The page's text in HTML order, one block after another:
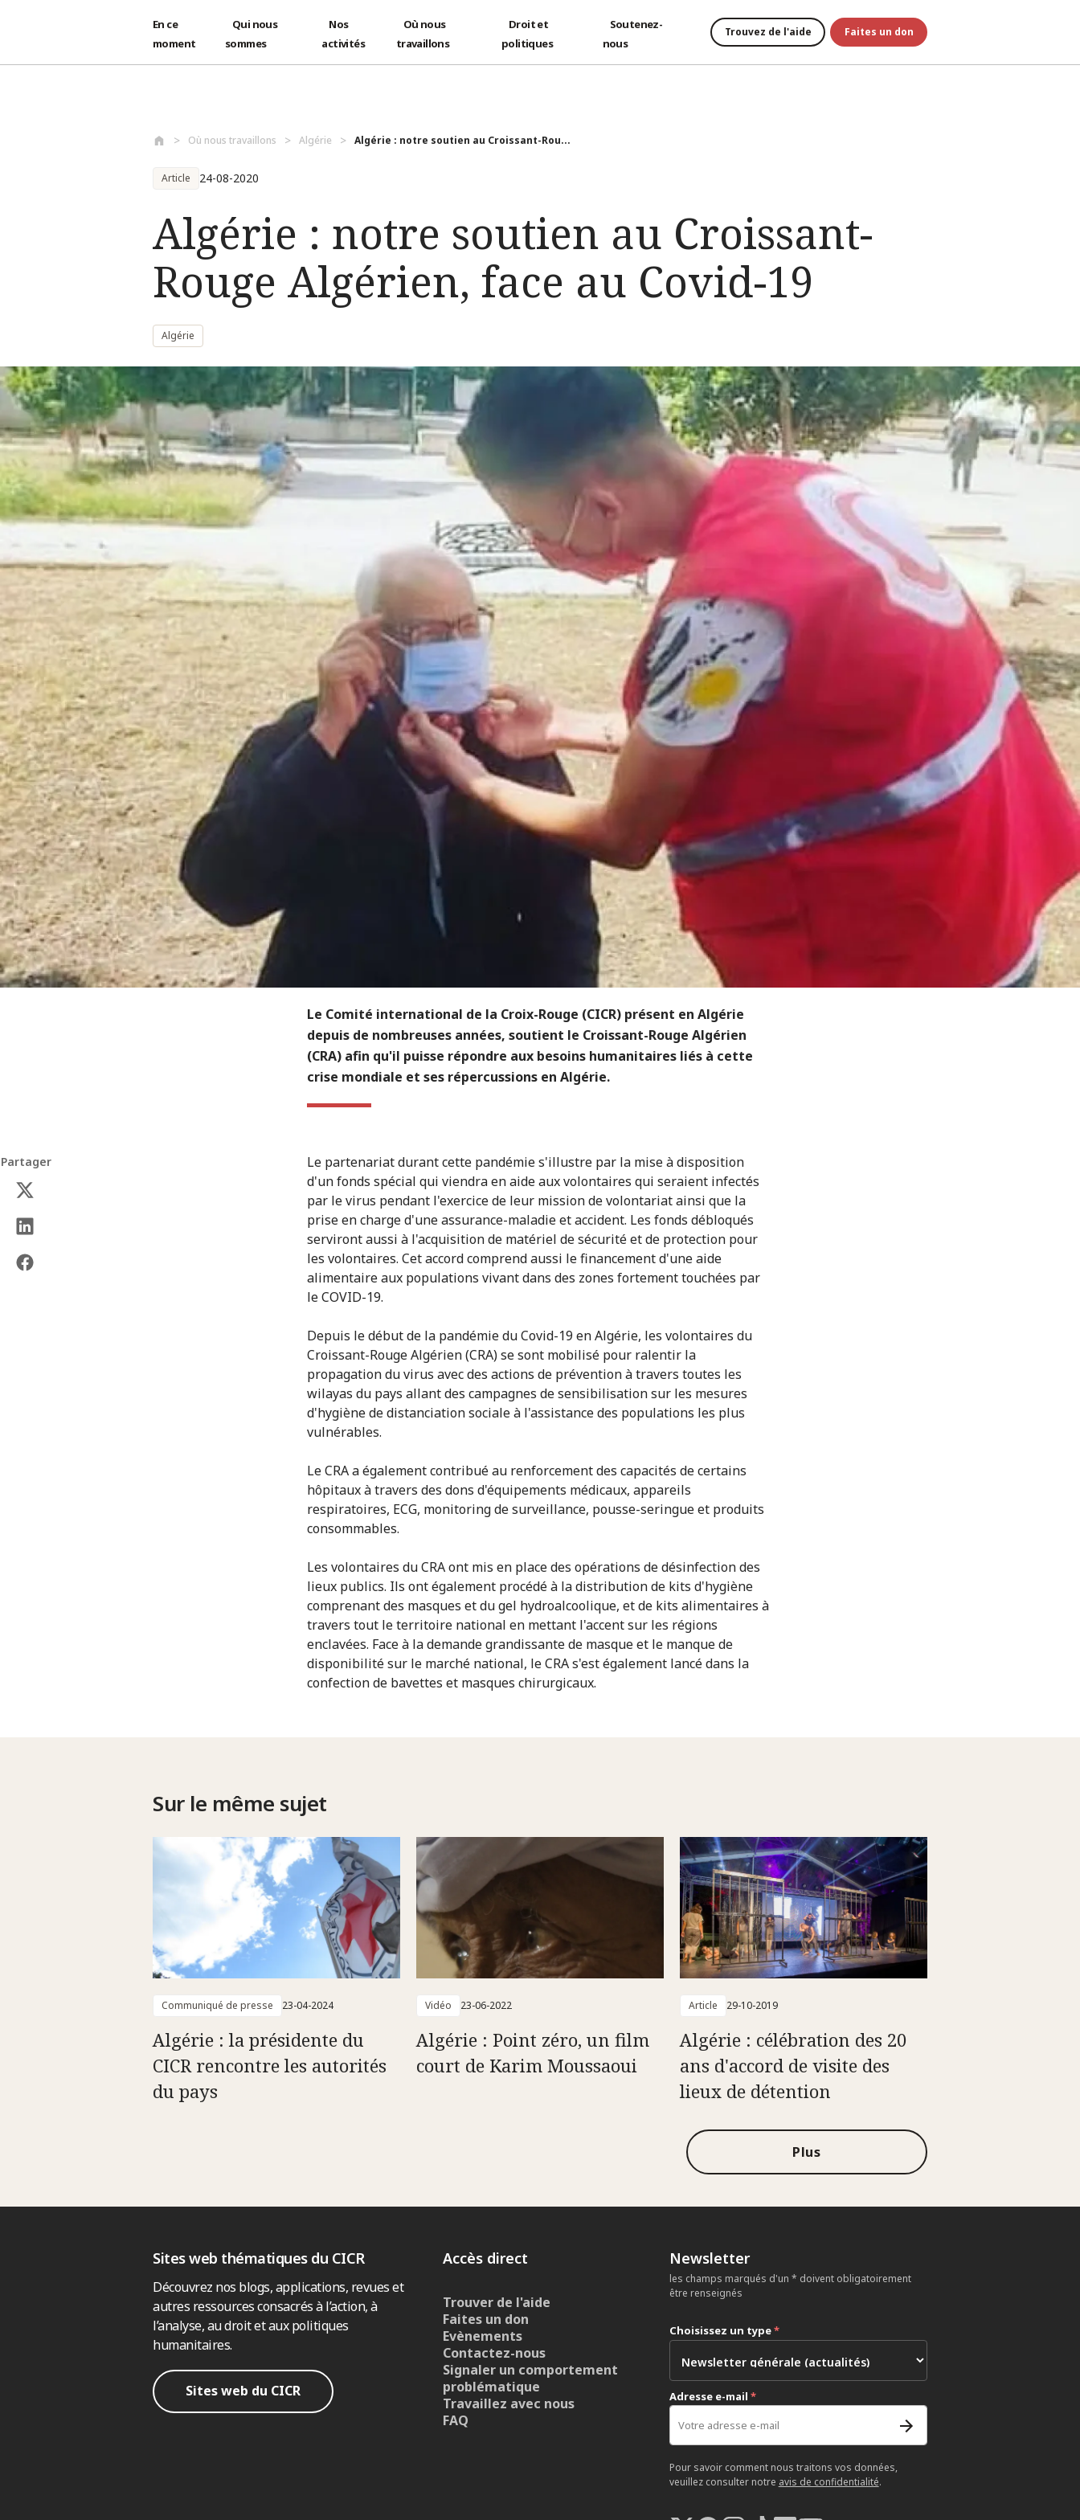
En ce
moment
Qui nous
sommes
Nos
activités
Où nous
travaillons
Droit et
politiques
Soutenez-
nous
Trouvez de l'aide Faites un don
Où nous travaillons Algérie Algérie : notre soutien au Croissant-Rou...
Article 24-08-2020
Algérie : notre soutien au Croissant-
Rouge Algérien, face au Covid-19
Algérie
Le Comité international de la Croix-Rouge (CICR) présent en Algérie
depuis de nombreuses années, soutient le Croissant-Rouge Algérien
(CRA) afin qu'il puisse répondre aux besoins humanitaires liés à cette
crise mondiale et ses répercussions en Algérie.
Partager
Le partenariat durant cette pandémie s'illustre par la mise à disposition
d'un fonds spécial qui viendra en aide aux volontaires qui seraient infectés
par le virus pendant l'exercice de leur mission de volontariat ainsi que la
prise en charge d'une assurance-maladie et accident. Les fonds débloqués
serviront aussi à l'acquisition de matériel de sécurité et de protection pour
les volontaires. Cet accord comprend aussi le financement d'une aide
alimentaire aux populations vivant dans des zones fortement touchées par
le COVID-19.
Depuis le début de la pandémie du Covid-19 en Algérie, les volontaires du
Croissant-Rouge Algérien (CRA) se sont mobilisé pour ralentir la
propagation du virus avec des actions de prévention à travers toutes les
wilayas du pays allant des campagnes de sensibilisation sur les mesures
d'hygiène de distanciation sociale à l'assistance des populations les plus
vulnérables.
Le CRA a également contribué au renforcement des capacités de certains
hôpitaux à travers des dons d'équipements médicaux, appareils
respiratoires, ECG, monitoring de surveillance, pousse-seringue et produits
consommables.
Les volontaires du CRA ont mis en place des opérations de désinfection des
lieux publics. Ils ont également procédé à la distribution de kits d'hygiène
comprenant des masques et du gel hydroalcoolique, et de kits alimentaires à
travers tout le territoire national en mettant l'accent sur les régions
enclavées. Face à la demande grandissante de masque et le manque de
disponibilité sur le marché national, le CRA s'est également lancé dans la
confection de bavettes et masques chirurgicaux.
Sur le même sujet
Communiqué de presse 23-04-2024
Algérie : la présidente du
CICR rencontre les autorités
du pays
Vidéo 23-06-2022
Algérie : Point zéro, un film
court de Karim Moussaoui
Article 29-10-2019
Algérie : célébration des 20
ans d'accord de visite des
lieux de détention
Plus
Sites web thématiques du CICR
Découvrez nos blogs, applications, revues et
autres ressources consacrés à l’action, à
l’analyse, au droit et aux politiques
humanitaires.
Sites web du CICR
Accès direct
Trouver de l'aide
Faites un don
Evènements
Contactez-nous
Signaler un comportement
problématique
Travaillez avec nous
FAQ
Newsletter
les champs marqués d'un * doivent obligatoirement
être renseignés
Choisissez un type*
Adresse e-mail *
Pour savoir comment nous traitons vos données,
veuillez consulter notre avis de confidentialité.